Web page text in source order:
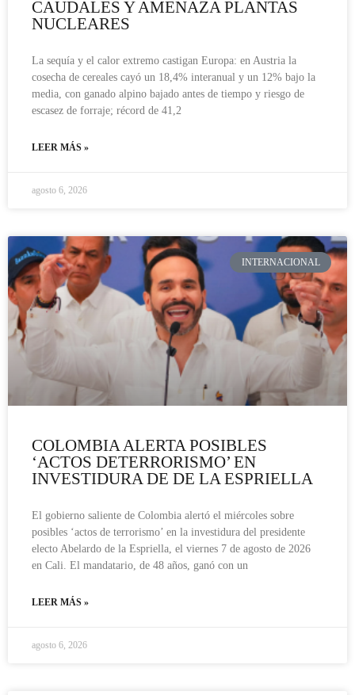
CAUDALES Y AMENAZA PLANTAS
NUCLEARES
La sequía y el calor extremo castigan Europa: en Austria la
cosecha de cereales cayó un 18,4% interanual y un 12% bajo la
media, con ganado alpino bajado antes de tiempo y riesgo de
escasez de forraje; récord de 41,2
LEER MÁS »
agosto 6, 2026
INTERNACIONAL
COLOMBIA ALERTA POSIBLES
‘ACTOS DETERRORISMO’ EN
INVESTIDURA DE DE LA ESPRIELLA
El gobierno saliente de Colombia alertó el miércoles sobre
posibles ‘actos de terrorismo’ en la investidura del presidente
electo Abelardo de la Espriella, el viernes 7 de agosto de 2026
en Cali. El mandatario, de 48 años, ganó con un
LEER MÁS »
agosto 6, 2026